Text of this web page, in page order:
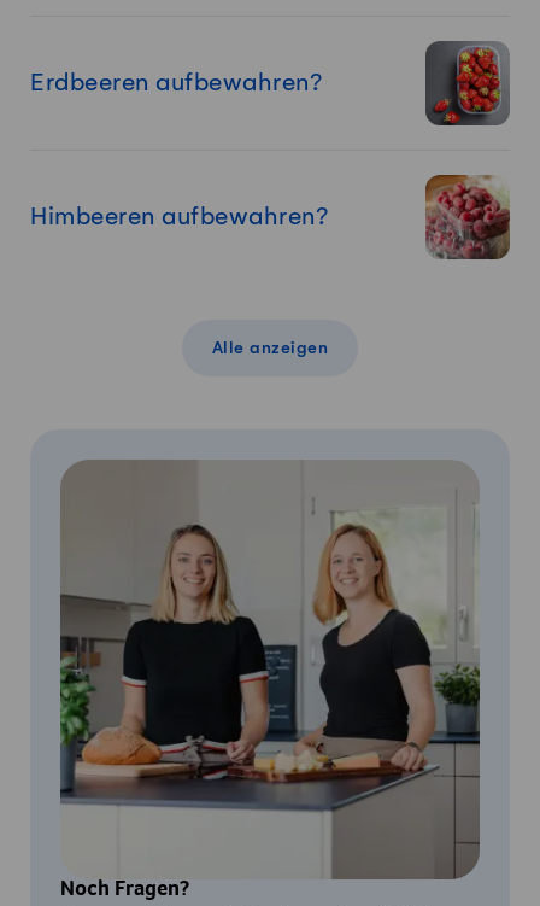
Erdbeeren aufbewahren?
Himbeeren aufbewahren?
Alle anzeigen
Noch Fragen?